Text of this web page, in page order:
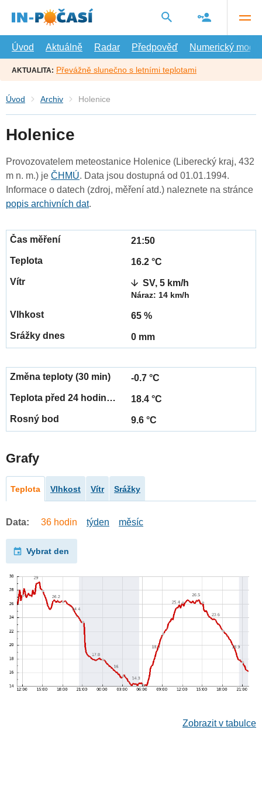
hlavní
Úvod
Aktuálně Radar Předpověď Numerický model
AKTUALITA: Převážně slunečno s letními teplotami
Úvod Archiv Holenice
Holenice
Provozovatelem meteostanice Holenice (Liberecký kraj, 432
m n. m.) je ČHMÚ. Data jsou dostupná od 01.01.1994.
Informace o datech (zdroj, měření atd.) naleznete na stránce
popis archivních dat.
21:50
16.2 °C
SV, 5 km/h
Náraz: 14 km/h
65 %
0 mm
-0.7 °C
18.4 °C
9.6 °C
Grafy
Teplota Vlhkost Vítr Srážky
Data: 36 hodin týden měsíc
Vybrat den
Zobrazit v tabulce